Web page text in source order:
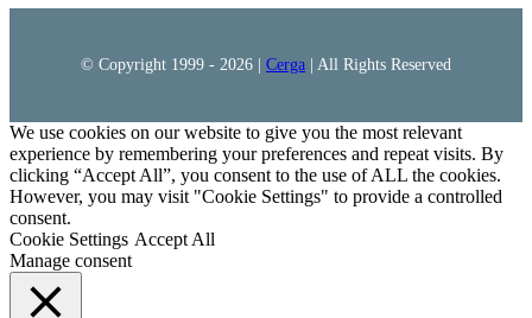
© Copyright 1999 - 2026 | Cerga | All Rights Reserved
We use cookies on our website to give you the most relevant
experience by remembering your preferences and repeat visits. By
clicking “Accept All”, you consent to the use of ALL the cookies.
However, you may visit "Cookie Settings" to provide a controlled
consent.
Cookie Settings Accept All
Manage consent